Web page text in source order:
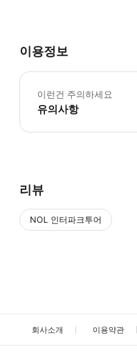
이용정보
이런건 주의하세요
유의사항
리뷰
NOL 인터파크투어
회사소개 이용약관